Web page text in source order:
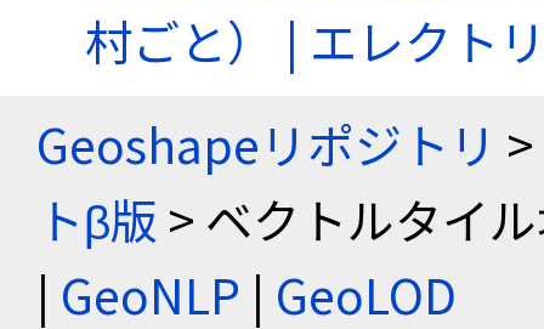
村ごと） | エレクト
Geoshapeリポジトリ >
トβ版 > ベクトルタイ
| GeoNLP | GeoLOD